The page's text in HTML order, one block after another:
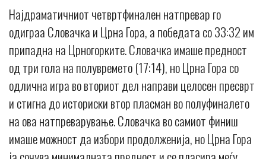
Најдраматичниот четвртфинален натпревар го
одиграа Словачка и Црна Гора, а победата со 33:32 им
припадна на Црногорките. Словачка имаше предност
од три гола на полувремето (17:14), но Црна Гора со
одлична игра во вториот дел направи целосен пресврт
и стигна до историски втор пласман во полуфиналето
на ова натпреварување. Словачка во самиот финиш
имаше можност да избори продолженија, но Црна Гора